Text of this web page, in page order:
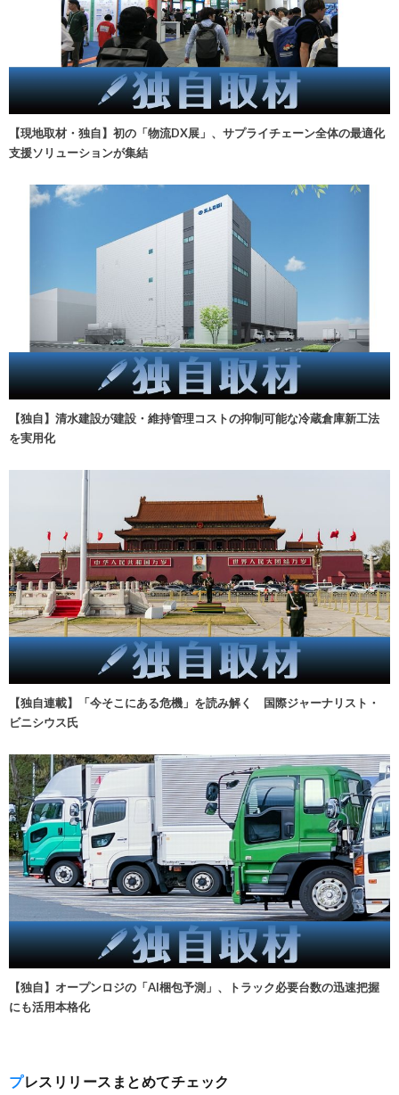
【現地取材・独自】初の「物流DX展」、サプライチェーン全体の最適化
支援ソリューションが集結
【独自】清水建設が建設・維持管理コストの抑制可能な冷蔵倉庫新工法
を実用化
【独自連載】「今そこにある危機」を読み解く 国際ジャーナリスト・
ビニシウス氏
【独自】オープンロジの「AI梱包予測」、トラック必要台数の迅速把握
にも活用本格化
プレスリリースまとめてチェック